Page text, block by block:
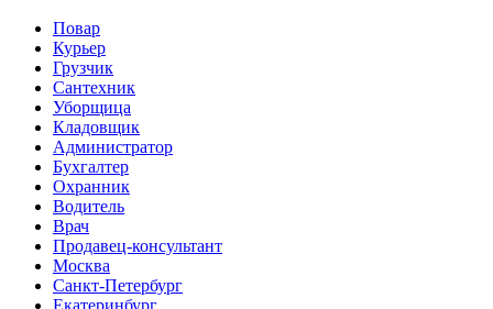
Повар
Курьер
Грузчик
Сантехник
Уборщица
Кладовщик
Администратор
Бухгалтер
Охранник
Водитель
Врач
Продавец-консультант
Москва
Санкт-Петербург
Екатеринбург